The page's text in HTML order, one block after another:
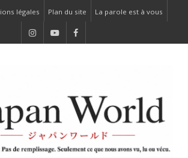
légales Plan du site La parole est à vous